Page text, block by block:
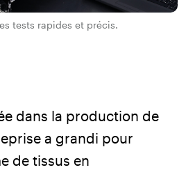
tests rapides et précis.
dans la production de
a grandi pour
de tissus en